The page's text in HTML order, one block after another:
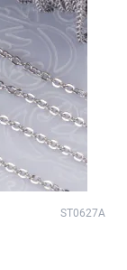
ST0627A